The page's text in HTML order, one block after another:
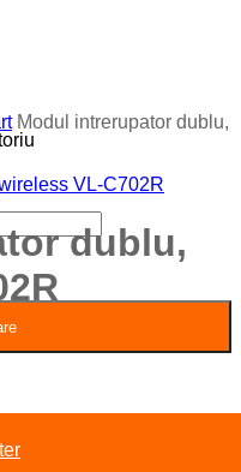
Modul intrerupator dublu,
dublu,